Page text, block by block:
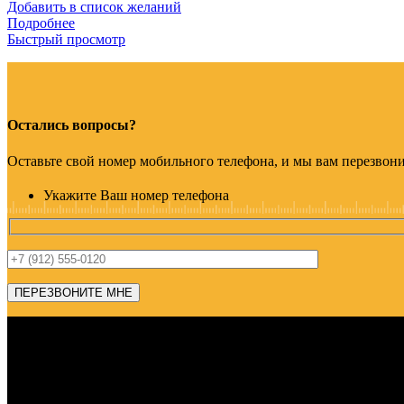
Добавить в список желаний
Подробнее
Быстрый просмотр
Остались вопросы?
Оставьте свой номер мобильного телефона, и мы вам
Укажите Ваш номер телефона